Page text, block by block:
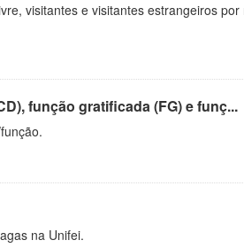
visitantes e visitantes estrangeiros
função gratificada (FG) e funç...
na Unifei.